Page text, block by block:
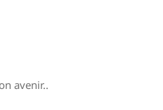
avenir..